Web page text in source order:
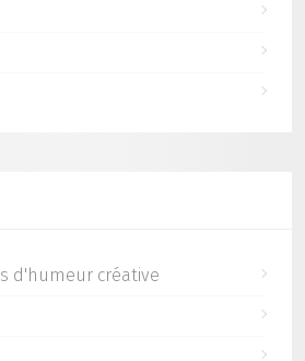
d'humeur créative